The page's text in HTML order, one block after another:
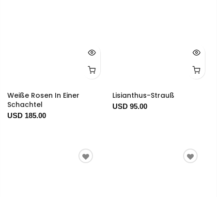
Weiße Rosen In Einer
Schachtel
USD 185.00
Lisianthus-Strauß
USD 95.00